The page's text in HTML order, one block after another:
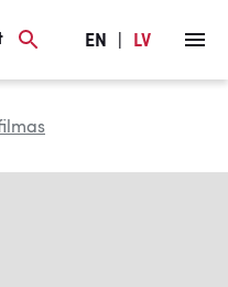
EN LV